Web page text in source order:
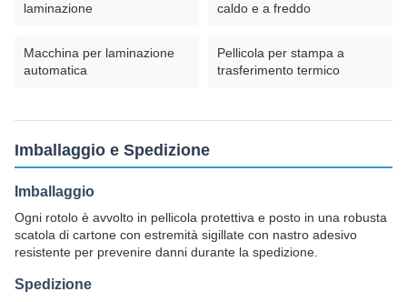
laminazione
caldo e a freddo
Macchina per laminazione
automatica
Pellicola per stampa a
trasferimento termico
Imballaggio e Spedizione
Imballaggio
Ogni rotolo è avvolto in pellicola protettiva e posto in una robusta
scatola di cartone con estremità sigillate con nastro adesivo
resistente per prevenire danni durante la spedizione.
Spedizione